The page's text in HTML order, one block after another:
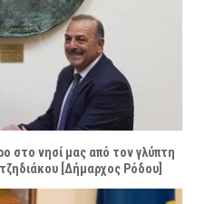
στο νησί μας από τον γλύπτη
[Δήμαρχος Ρόδου]